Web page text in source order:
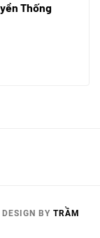
Thống
DESIGN BY TRẦM